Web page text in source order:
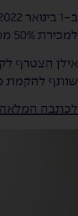
למכירת 50% מפעילות האחסנה לקרן ג׳נריישן – קפיטל.
שותף להקמת
לכתבה המלאה